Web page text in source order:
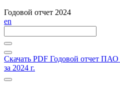
Годовой отчет 2024
en
Скачать PDF Годовой отчет
за 2024 г.